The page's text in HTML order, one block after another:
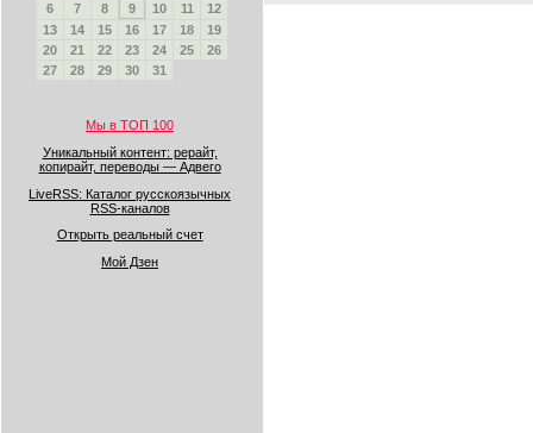
6
7 8 9 10 11
12
13
14 15 16 17 18
19
20
21 22 23 24 25
26
27
28 29 30 31
Мы в ТОП 100
Уникальный контент: рерайт,
копирайт, переводы — Адвего
LiveRSS: Каталог русскоязычных
RSS-каналов
Открыть реальный счет
Мой Дзен